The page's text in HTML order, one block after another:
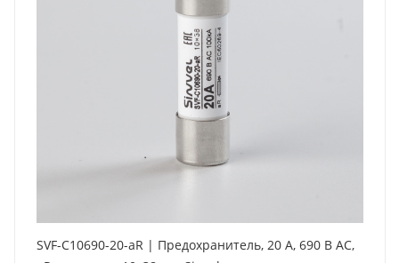
SVF-C10690-20-aR | Предохранитель, 20 А, 690 В АС,